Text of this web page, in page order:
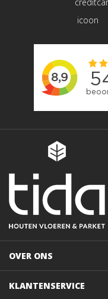
OVER ONS
KLANTENSERVICE